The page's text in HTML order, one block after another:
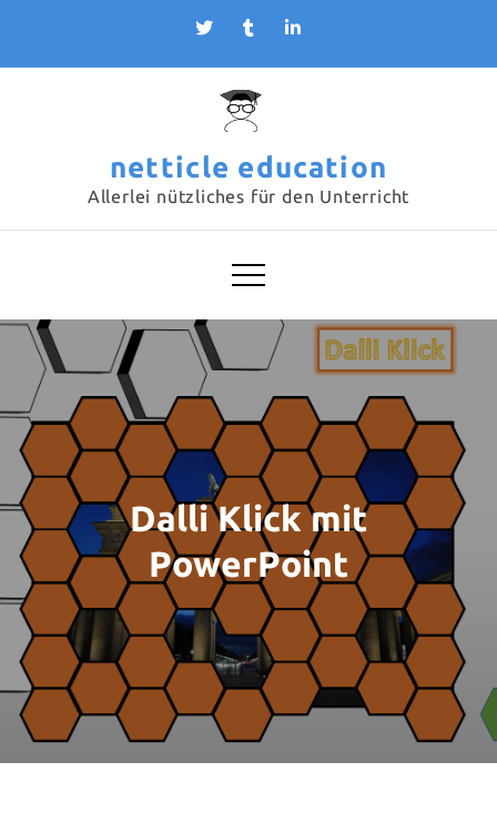
netticle education
Allerlei nützliches für den Unterricht
Dalli Klick mit
PowerPoint